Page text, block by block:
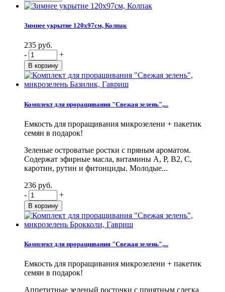
Зимнее укрытие 120х97см, Колпак
235 руб.
-
+
Комплект для проращивания "Свежая зелень",...
Емкость для проращивания микрозелени + пакетик
семян в подарок!
Зеленые островатые ростки с пряным ароматом.
Содержат эфирные масла, витамины А, Р, В2, С,
каротин, рутин и фитонциды. Молодые...
236 руб.
-
+
Комплект для проращивания "Свежая зелень",...
Емкость для проращивания микрозелени + пакетик
семян в подарок!
Аппетитные зеленый росточки с приятным слегка